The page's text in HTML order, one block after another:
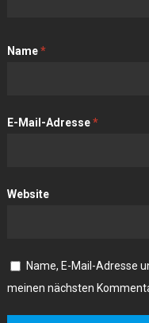
Name*
E-Mail-Adresse*
Website
Name, E-Mail-Adresse
meinen nächsten